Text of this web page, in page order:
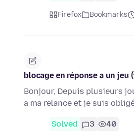
Firefox Bookmarks
blocage en réponse a un
Bonjour, Depuis plusieurs
a ma relance et je suis
Solved 3 40